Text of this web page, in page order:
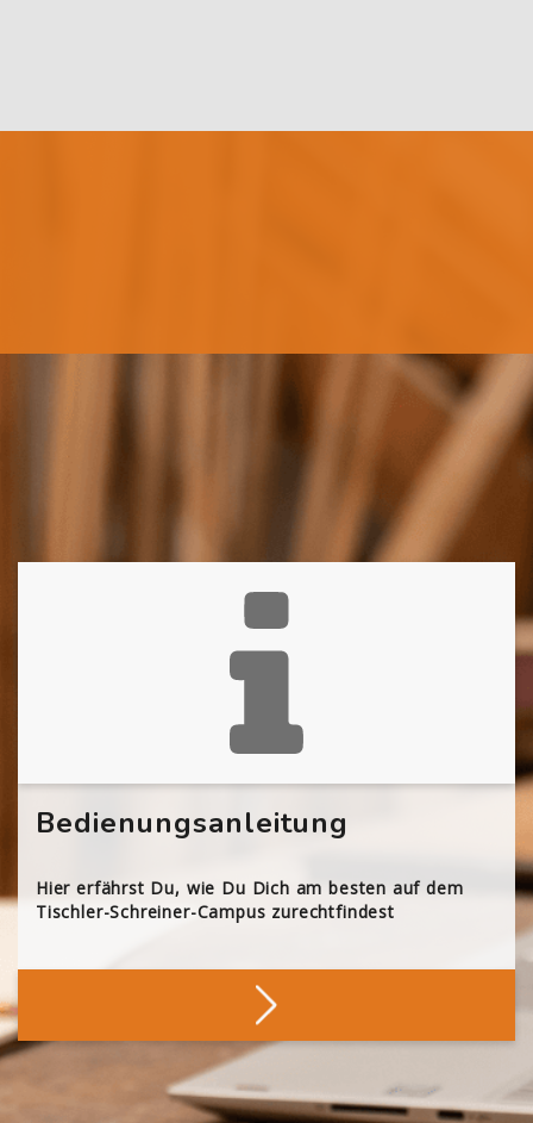
Bedienungsanleitung
Hier erfährst Du, wie Du Dich am besten auf dem
Tischler-Schreiner-Campus zurechtfindest